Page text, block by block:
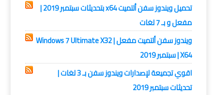
تحميل ويندوز سفن ألتميت x64 بتحديثات سبتمبر 2019 |
مفعل و بـ 7 لغات
ويندوز سفن ألتميت مفعل | Windows 7 Ultimate X32
X64 | سبتمبر 2019
اقوي تجميعة لإصدارات ويندوز سفن بـ 3 لغات |
تحديثات سبتمبر 2019